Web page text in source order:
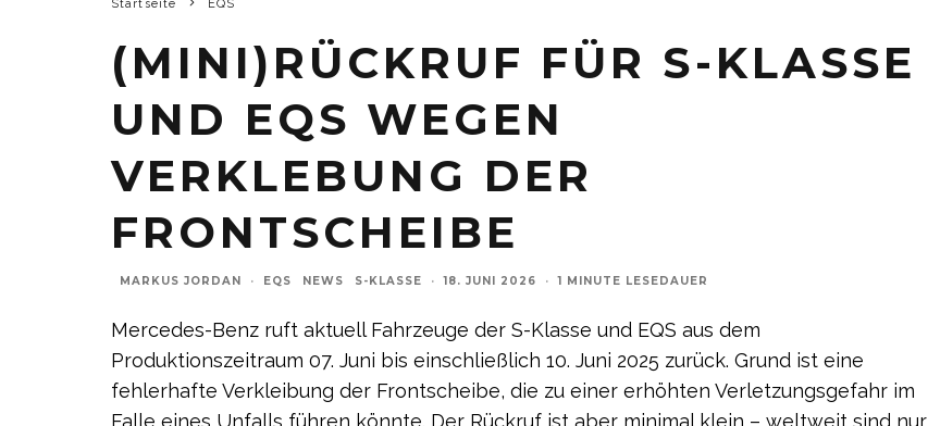
Startseite EQS
(MINI)RÜCKRUF FÜR S-KLASSE
UND EQS WEGEN
VERKLEBUNG DER
FRONTSCHEIBE
MARKUS JORDAN · EQS NEWS S-KLASSE · 18. JUNI 2026 · 1 MINUTE LESEDAUER
Mercedes-Benz ruft aktuell Fahrzeuge der S-Klasse und EQS aus dem
Produktionszeitraum 07. Juni bis einschließlich 10. Juni 2025 zurück. Grund ist eine
fehlerhafte Verkleibung der Frontscheibe, die zu einer erhöhten Verletzungsgefahr im
Falle eines Unfalls führen könnte. Der Rückruf ist aber minimal klein – weltweit sind nur